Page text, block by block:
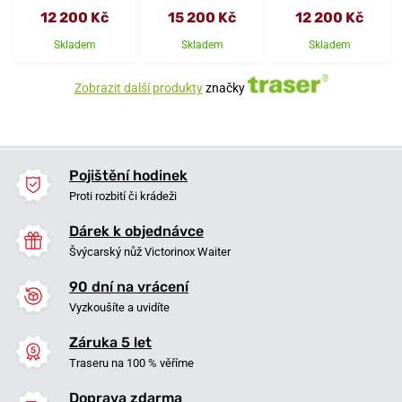
12 200 Kč
Skladem
15 200 Kč
Skladem
12 200 Kč
Skladem
Zobrazit další produktyznačky
Pojištění hodinek
Proti rozbití či krádeži
Dárek k objednávce
Švýcarský nůž Victorinox Waiter
90 dní na vrácení
Vyzkoušíte a uvidíte
Záruka 5 let
Traseru na 100 % věříme
Doprava zdarma